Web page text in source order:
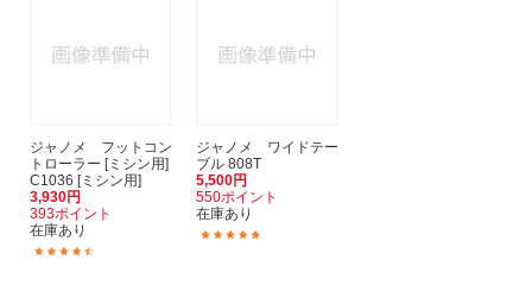
ジャノメ フットコン
トローラー [ミシン用]
C1036 [ミシン用]
3,930円
393ポイント
在庫あり
ジャノメ ワイドテー
ブル 808T
5,500円
550ポイント
在庫あり